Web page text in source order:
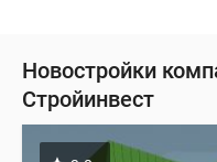
Новостройки
Стройинвест